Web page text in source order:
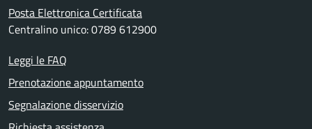
Posta Elettronica Certificata
Centralino unico: 0789 612900
Leggi le FAQ
Prenotazione appuntamento
Segnalazione disservizio